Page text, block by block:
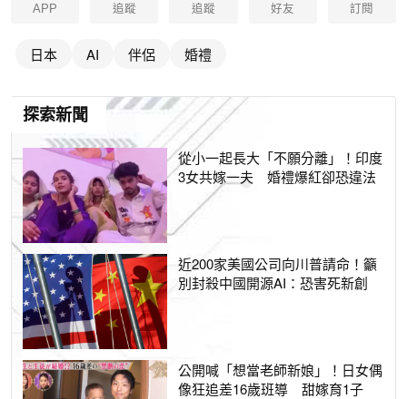
APP 追蹤 追蹤 好友 訂閱
日本 AI 伴侶 婚禮
探索新聞
從小一起長大「不願分離」！印度
3女共嫁一夫 婚禮爆紅卻恐違法
近200家美國公司向川普請命！籲
別封殺中國開源AI：恐害死新創
公開喊「想當老師新娘」！日女偶
像狂追差16歲班導 甜嫁育1子